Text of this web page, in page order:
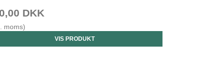
DKK
moms)
VIS PRODUKT